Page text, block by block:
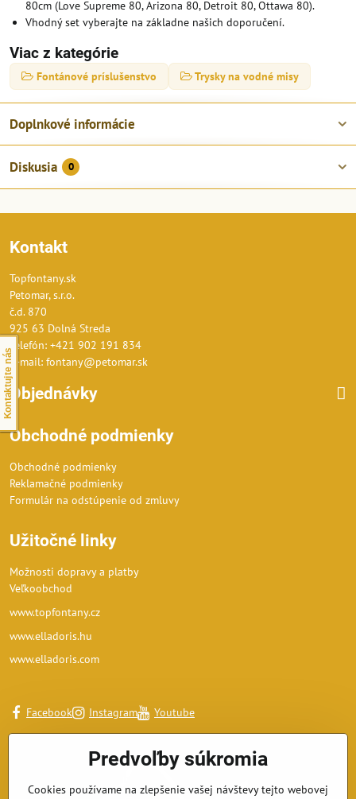
80cm (Love Supreme 80, Arizona 80, Detroit 80, Ottawa 80).
Vhodný set vyberajte na základne našich doporučení.
Viac z kategórie
Fontánové príslušenstvo Trysky na vodné misy
Doplnkové informácie
Diskusia 0
Kontakt
Topfontany.sk
Petomar, s.r.o.
č.d. 870
925 63 Dolná Streda
Telefón: +421 902 191 834
E-mail: fontany@petomar.sk
Objednávky
Obchodné podmienky
Obchodné podmienky
Reklamačné podmienky
Formulár na odstúpenie od zmluvy
Užitočné linky
Možnosti dopravy a platby
Veľkoobchod
www.topfontany.cz
www.elladoris.hu
www.elladoris.com
Facebook Instagram Youtube
Kontaktujte nás
Predvoľby súkromia
Cookies používame na zlepšenie vašej návštevy tejto webovej